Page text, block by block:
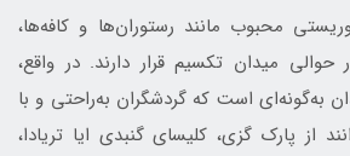
محبوب مانند رستوران‌ها و کافه‌ها،
حوالی میدان تکسیم قرار دارند. در واقع،
به‌گونه‌ای است که گردشگران به‌راحتی و با
از پارک گزی، کلیسای گنبدی ایا تریادا،